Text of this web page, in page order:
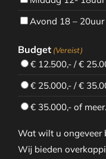
Avond 18 – 20uur
Budget (Vereist)
€ 12.500,- / €
€ 25.000,- / €
€ 35.000,- of meer.
Wat wilt u ongeveer
Wij bieden